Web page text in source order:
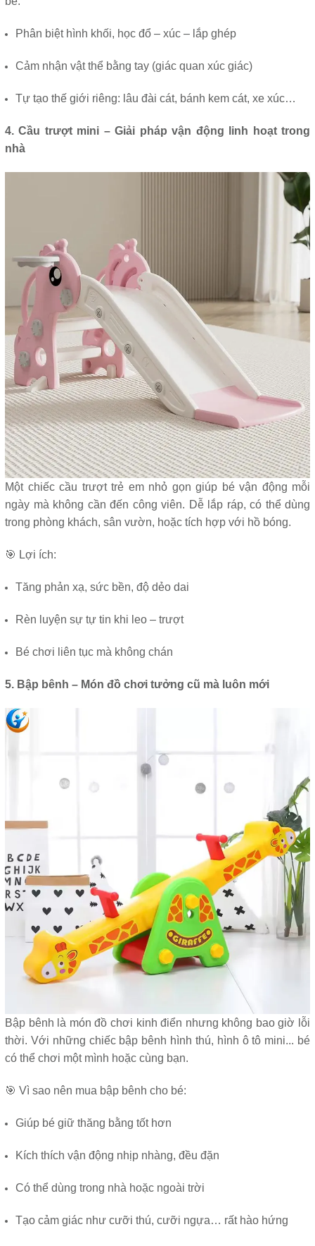
Phân biệt hình khối, học đổ – xúc – lắp ghép
Cảm nhận vật thể bằng tay (giác quan xúc giác)
Tự tạo thế giới riêng: lâu đài cát, bánh kem cát, xe xúc…
4. Cầu trượt mini – Giải pháp vận động linh hoạt trong
nhà
Một chiếc cầu trượt trẻ em nhỏ gọn giúp bé vận động mỗi
ngày mà không cần đến công viên. Dễ lắp ráp, có thể dùng
trong phòng khách, sân vườn, hoặc tích hợp với hồ bóng.
🎯 Lợi ích:
Tăng phản xạ, sức bền, độ dẻo dai
Rèn luyện sự tự tin khi leo – trượt
Bé chơi liên tục mà không chán
5. Bập bênh – Món đồ chơi tưởng cũ mà luôn mới
Bập bênh là món đồ chơi kinh điển nhưng không bao giờ lỗi
thời. Với những chiếc bập bênh hình thú, hình ô tô mini... bé
có thể chơi một mình hoặc cùng bạn.
🎯 Vì sao nên mua bập bênh cho bé:
Giúp bé giữ thăng bằng tốt hơn
Kích thích vận động nhịp nhàng, đều đặn
Có thể dùng trong nhà hoặc ngoài trời
Tạo cảm giác như cưỡi thú, cưỡi ngựa… rất hào hứng